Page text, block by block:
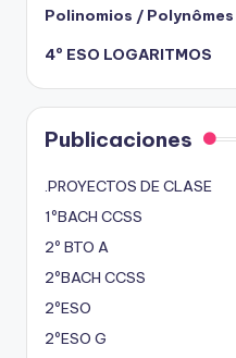
Polinomios / Polynômes
4º ESO LOGARITMOS
Publicaciones
.PROYECTOS DE CLASE
1ºBACH CCSS
2º BTO A
2ºBACH CCSS
2ºESO
2ºESO G